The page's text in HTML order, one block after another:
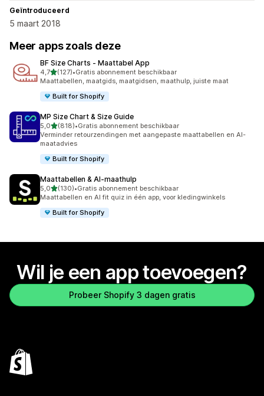
Geïntroduceerd
5 maart 2018
Meer apps zoals deze
BF Size Charts ‑ Maattabel App
4,7van 5 sterren
(127)
127 recensies in totaal
•Gratis abonnement beschikbaar
Maattabellen, maatgids, maatgidsen, maathulp, juiste maat
Built for Shopify
MP Size Chart & Size Guide
5,0van 5 sterren
(818)
818 recensies in totaal
•Gratis abonnement beschikbaar
Verminder retourzendingen met aangepaste maattabellen en AI-
maatadvies
Built for Shopify
Maattabellen & AI‑maathulp
5,0van 5 sterren
(130)
130 recensies in totaal
•Gratis abonnement beschikbaar
Maattabellen en AI fit quiz in één app, voor kledingwinkels
Built for Shopify
Wil je een app toevoegen?
Probeer Shopify 3 dagen gratis